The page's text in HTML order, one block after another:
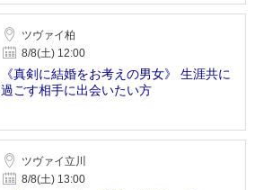
ツヴァイ柏
8/8(土) 12:00
《真剣に結婚をお考えの男女》 生涯共に
過ごす相手に出会いたい方
ツヴァイ立川
8/8(土) 13:00